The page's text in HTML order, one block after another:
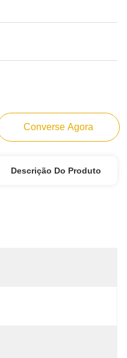
Converse Agora
Descrição Do Produto